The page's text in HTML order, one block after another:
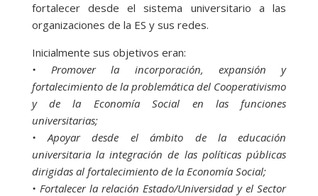
fortalecer desde el sistema universitario a las
organizaciones de la ES y sus redes.
Inicialmente sus objetivos eran:
• Promover la incorporación, expansión y
fortalecimiento de la problemática del Cooperativismo
y de la Economía Social en las funciones
universitarias;
• Apoyar desde el ámbito de la educación
universitaria la integración de las políticas públicas
dirigidas al fortalecimiento de la Economía Social;
• Fortalecer la relación Estado/Universidad y el Sector